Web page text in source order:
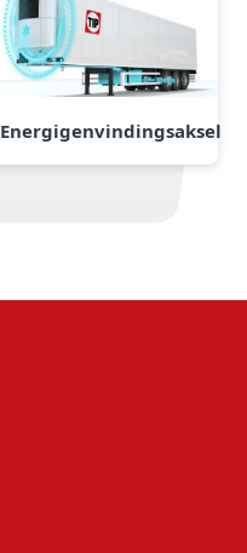
Energigenvindingsaksel